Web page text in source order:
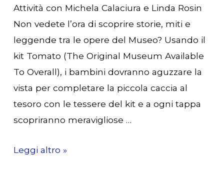
Attività con Michela Calaciura e Linda Rosin
Non vedete l’ora di scoprire storie, miti e
leggende tra le opere del Museo? Usando il
kit Tomato (The Original Museum Available
To Overall), i bambini dovranno aguzzare la
vista per completare la piccola caccia al
tesoro con le tessere del kit e a ogni tappa
scopriranno meravigliose …
Domenica
Leggi altro »